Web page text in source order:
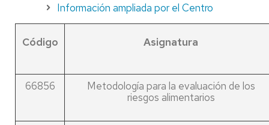
Información ampliada por el Centro
Código Asignatura
66856
Metodología para la evaluación de los
riesgos alimentarios